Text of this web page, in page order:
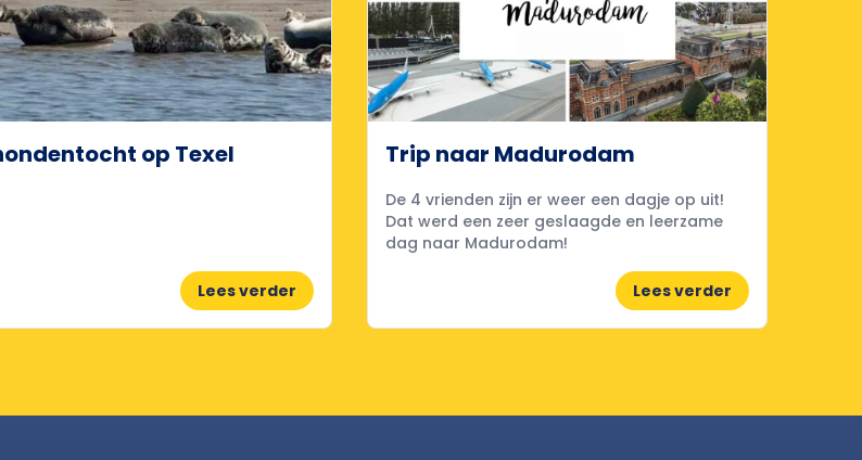
op Texel
Lees verder
Trip naar Madurodam
De 4 vrienden zijn er weer een dagje op uit!
Dat werd een zeer geslaagde en leerzame
dag naar Madurodam!
Lees verder